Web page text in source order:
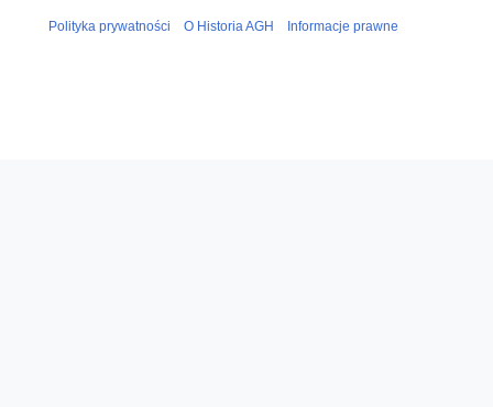
Polityka prywatności O Historia AGH Informacje prawne